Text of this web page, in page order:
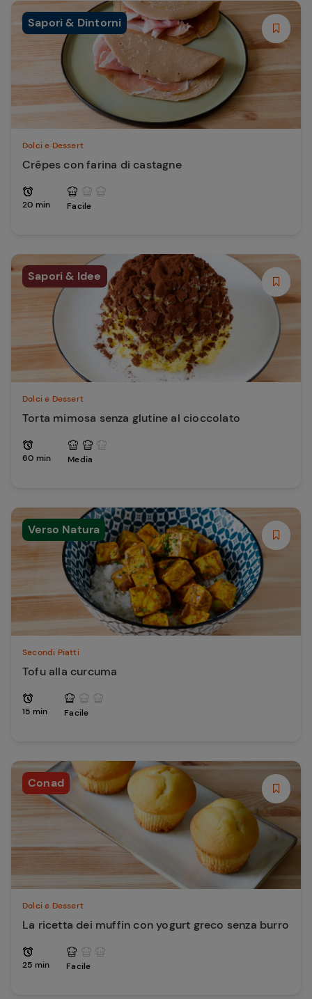
Sapori & Dintorni
Dolci e Dessert
Crêpes con farina di castagne
20 min Facile
Sapori & Idee
Dolci e Dessert
Torta mimosa senza glutine al cioccolato
60 min Media
Verso Natura
Secondi Piatti
Tofu alla curcuma
15 min Facile
Conad
Dolci e Dessert
La ricetta dei muffin con yogurt greco senza burro
25 min Facile